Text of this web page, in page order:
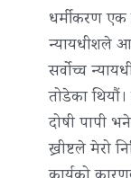
धर्मीकरण
न्यायधीशले
सर्वोच्च
तोडेका
दोषी पापी
ख्रीष्टले मेरो